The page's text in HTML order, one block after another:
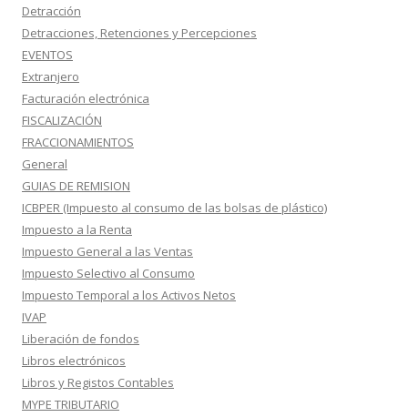
Detracción
Detracciones, Retenciones y Percepciones
EVENTOS
Extranjero
Facturación electrónica
FISCALIZACIÓN
FRACCIONAMIENTOS
General
GUIAS DE REMISION
ICBPER (Impuesto al consumo de las bolsas de plástico)
Impuesto a la Renta
Impuesto General a las Ventas
Impuesto Selectivo al Consumo
Impuesto Temporal a los Activos Netos
IVAP
Liberación de fondos
Libros electrónicos
Libros y Registos Contables
MYPE TRIBUTARIO